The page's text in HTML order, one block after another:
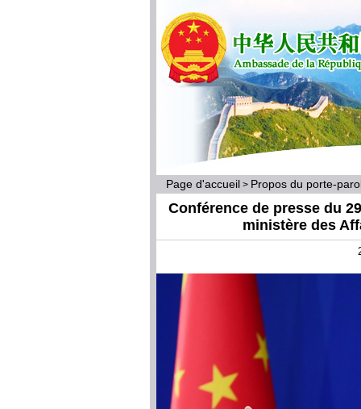
Page d'accueil > Propos du porte-
Conférence de presse du
ministère des